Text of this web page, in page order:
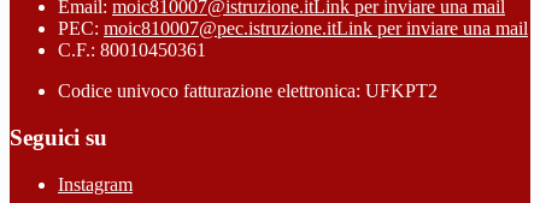
Email: moic810007@istruzione.itLink per inviare una mail
PEC: moic810007@pec.istruzione.itLink per inviare una mail
C.F.: 80010450361
Codice univoco fatturazione elettronica: UFKPT2
Seguici su
Instagram